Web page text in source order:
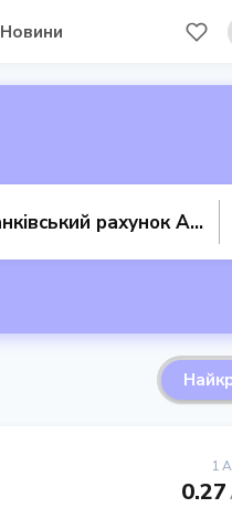
Новини
Банківський рахунок AUD
1
0.27